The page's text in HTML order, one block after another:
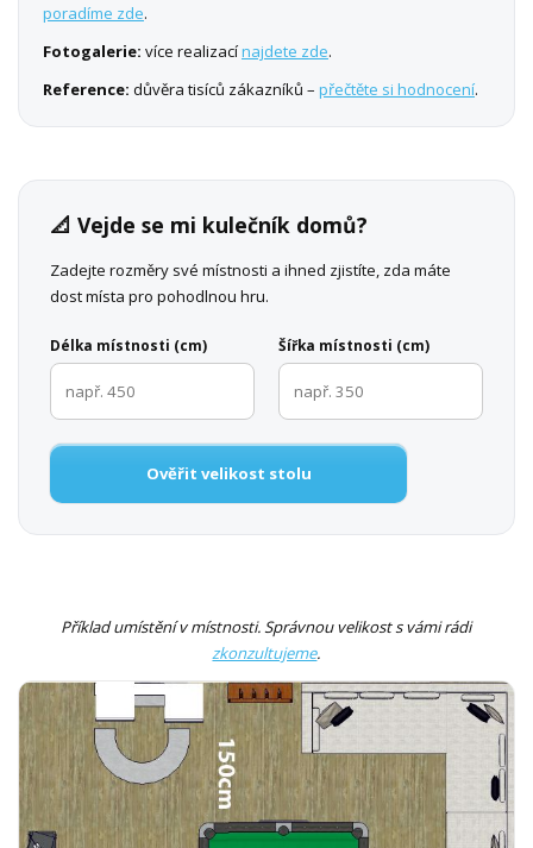
poradíme zde.
Fotogalerie: více realizacínajdete zde.
Reference: důvěra tisíců zákazníků – přečtěte si hodnocení.
📐 Vejde se mi kulečník domů?
Zadejte rozměry své místnosti a ihned zjistíte, zda máte
dost místa pro pohodlnou hru.
Délka místnosti (cm) Šířka místnosti (cm)
Ověřit velikost stolu
Příklad umístění v místnosti. Správnou velikost s vámi rádi
zkonzultujeme.